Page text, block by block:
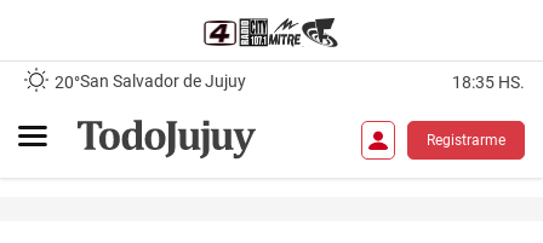
20°San Salvador de Jujuy 18:35 HS.
Registrarme